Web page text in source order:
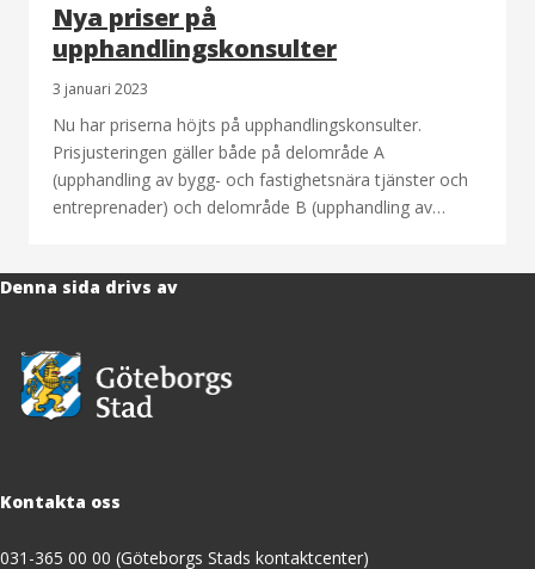
Nya priser på
upphandlingskonsulter
3 januari 2023
Nu har priserna höjts på upphandlingskonsulter.
Prisjusteringen gäller både på delområde A
(upphandling av bygg- och fastighetsnära tjänster och
entreprenader) och delområde B (upphandling av…
Denna sida drivs av
Kontakta oss
031-365 00 00 (Göteborgs Stads kontaktcenter)